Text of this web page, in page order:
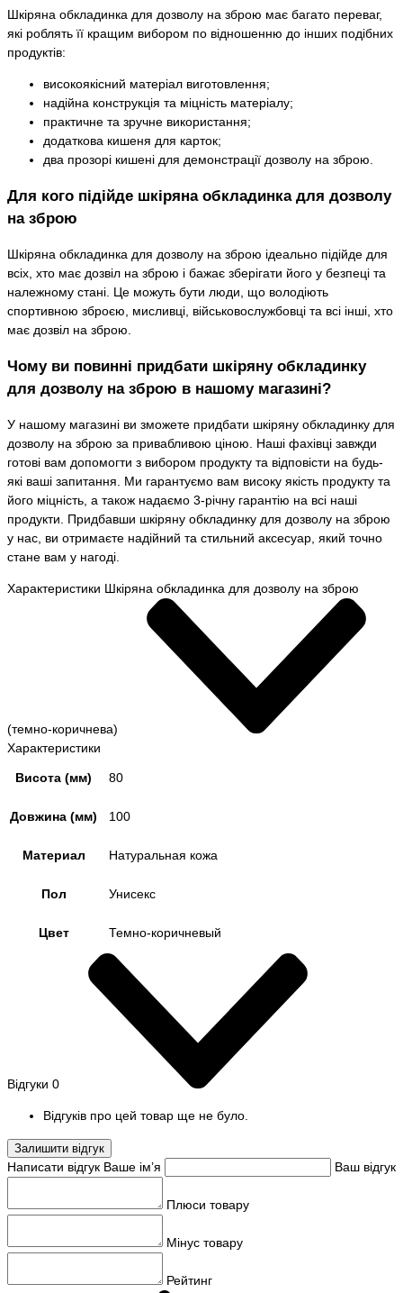
Шкіряна обкладинка для дозволу на зброю має багато переваг,
які роблять її кращим вибором по відношенню до інших подібних
продуктів:
високоякісний матеріал виготовлення;
надійна конструкція та міцність матеріалу;
практичне та зручне використання;
додаткова кишеня для карток;
два прозорі кишені для демонстрації дозволу на зброю.
Для кого підійде шкіряна обкладинка для дозволу
на зброю
Шкіряна обкладинка для дозволу на зброю ідеально підійде для
всіх, хто має дозвіл на зброю і бажає зберігати його у безпеці та
належному стані. Це можуть бути люди, що володіють
спортивною зброєю, мисливці, військовослужбовці та всі інші, хто
має дозвіл на зброю.
Чому ви повинні придбати шкіряну обкладинку
для дозволу на зброю в нашому магазині?
У нашому магазині ви зможете придбати шкіряну обкладинку для
дозволу на зброю за привабливою ціною. Наші фахівці завжди
готові вам допомогти з вибором продукту та відповісти на будь-
які ваші запитання. Ми гарантуємо вам високу якість продукту та
його міцність, а також надаємо 3-річну гарантію на всі наші
продукти. Придбавши шкіряну обкладинку для дозволу на зброю
у нас, ви отримаєте надійний та стильний аксесуар, який точно
стане вам у нагоді.
Характеристики Шкіряна обкладинка для дозволу на зброю
(темно-коричнева)
Характеристики
Висота (мм) 80
Довжина (мм) 100
Материал Натуральная кожа
Пол Унисекс
Цвет Темно-коричневый
Відгуки 0
Відгуків про цей товар ще не було.
Залишити відгук
Написати відгук Ваше ім’я Ваш відгук
Плюси товару
Мінус товару
Рейтинг